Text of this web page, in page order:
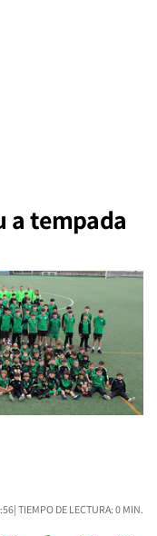
a tempada
| TIEMPO DE LECTURA: 0 MIN.